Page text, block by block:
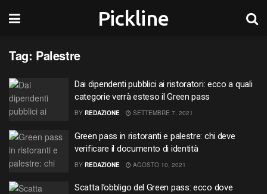
Pickline
Tag: Palestre
Dai dipendenti pubblici ai ristoratori: ecco a quali
categorie verrà esteso il Green pass
BY REDAZIONE SETTEMBRE 7, 2021
Green pass in ristoranti e palestre: chi deve
verificare il documento di identità
BY REDAZIONE AGOSTO 10, 2021
Scatta l’obbligo del Green pass: ecco dove